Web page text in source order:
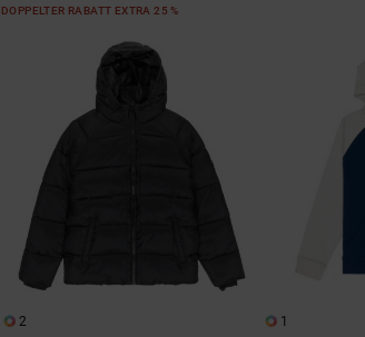
DOPPELTER RABATT EXTRA 25 %
2 1